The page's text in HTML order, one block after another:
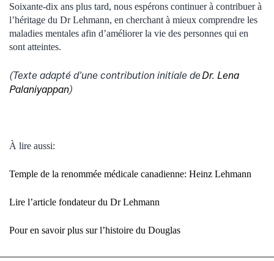
Soixante-dix ans plus tard, nous espérons continuer à contribuer à
l’héritage du Dr Lehmann, en cherchant à mieux comprendre les
maladies mentales afin d’améliorer la vie des personnes qui en
sont atteintes.
(Texte adapté d’une contribution initiale de Dr. Lena
Palaniyappan)
À lire aussi:
Temple de la renommée médicale canadienne: Heinz Lehmann
Lire l’article fondateur du Dr Lehmann
Pour en savoir plus sur l’histoire du Douglas